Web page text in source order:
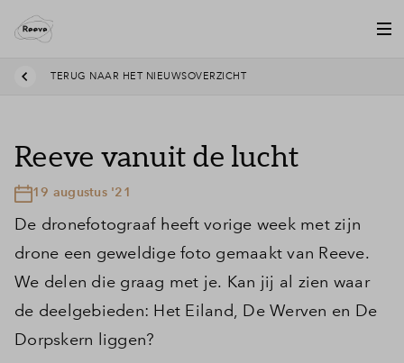
TERUG NAAR HET NIEUWSOVERZICHT
Reeve vanuit de lucht
19 augustus '21
De dronefotograaf heeft vorige week met zijn
drone een geweldige foto gemaakt van Reeve.
We delen die graag met je. Kan jij al zien waar
de deelgebieden: Het Eiland, De Werven en De
Dorpskern liggen?